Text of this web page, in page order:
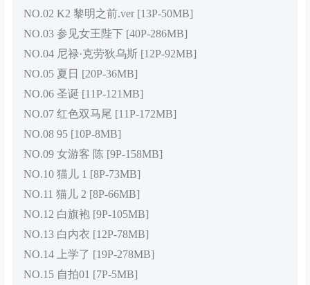
NO.02 K2 黎明之前.ver [13P-50MB]
NO.03 参见女王陛下 [40P-286MB]
NO.04 尼禄·克劳狄乌斯 [12P-92MB]
NO.05 夏日 [20P-36MB]
NO.06 圣诞 [11P-121MB]
NO.07 红色双马尾 [11P-172MB]
NO.08 95 [10P-8MB]
NO.09 女游客 陈 [9P-158MB]
NO.10 猫儿 1 [8P-73MB]
NO.11 猫儿 2 [8P-66MB]
NO.12 白旗袍 [9P-105MB]
NO.13 白内衣 [12P-78MB]
NO.14 上学了 [19P-278MB]
NO.15 自拍01 [7P-5MB]